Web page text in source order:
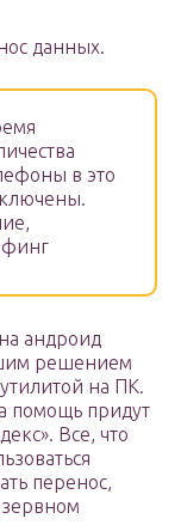
данных.
в это
андроид
решением
на ПК.
помощь придут
Все, что
перенос,